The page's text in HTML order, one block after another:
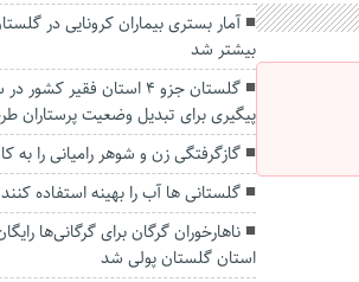
بیشتر شد
گلستان جزو ۴ استان فقیر
پیگیری برای تبدیل وضعیت پرستاران
گازگرفتگی زن و شوهر رامیانی را به
گلستانی ها آب را بهینه استفاده کنند
ناهارخوران گرگان برای گرگانی‌ها
استان گلستان پولی شد